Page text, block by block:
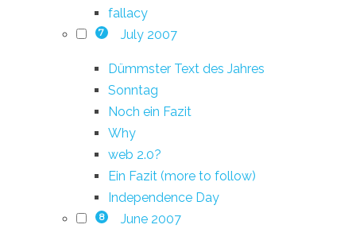
fallacy
7 July 2007
Dümmster Text des Jahres
Sonntag
Noch ein Fazit
Why
web 2.0?
Ein Fazit (more to follow)
Independence Day
8 June 2007